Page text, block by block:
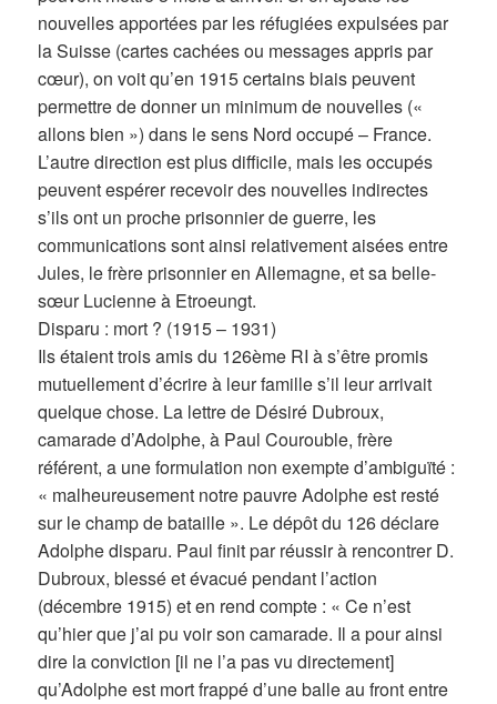
nouvelles apportées par les réfugiées expulsées par
la Suisse (cartes cachées ou messages appris par
cœur), on voit qu’en 1915 certains biais peuvent
permettre de donner un minimum de nouvelles («
allons bien ») dans le sens Nord occupé – France.
L’autre direction est plus difficile, mais les occupés
peuvent espérer recevoir des nouvelles indirectes
s’ils ont un proche prisonnier de guerre, les
communications sont ainsi relativement aisées entre
Jules, le frère prisonnier en Allemagne, et sa belle-
sœur Lucienne à Etroeungt.
Disparu : mort ? (1915 – 1931)
Ils étaient trois amis du 126ème RI à s’être promis
mutuellement d’écrire à leur famille s’il leur arrivait
quelque chose. La lettre de Désiré Dubroux,
camarade d’Adolphe, à Paul Courouble, frère
référent, a une formulation non exempte d’ambiguïté :
« malheureusement notre pauvre Adolphe est resté
sur le champ de bataille ». Le dépôt du 126 déclare
Adolphe disparu. Paul finit par réussir à rencontrer D.
Dubroux, blessé et évacué pendant l’action
(décembre 1915) et en rend compte : « Ce n’est
qu’hier que j’ai pu voir son camarade. Il a pour ainsi
dire la conviction [il ne l’a pas vu directement]
qu’Adolphe est mort frappé d’une balle au front entre